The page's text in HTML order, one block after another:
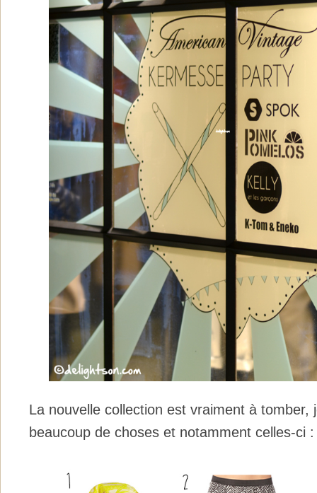
La nouvelle collection est vraiment à tomber,
beaucoup de choses et notamment celles-ci :